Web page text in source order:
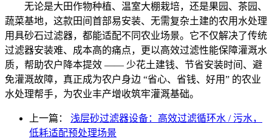
无论是大田作物种植、温室大棚栽培，还是果园、茶园、
蔬菜基地，这款田间首部易安装、无需复杂土建的农用水处理
用具砂石过滤器，都能适配不同农业场景。它不仅解决了传统
过滤器安装难、成本高的痛点，更以高效过滤性能保障灌溉水
质，帮助农户降本提效 —— 少花土建钱、节省安装时间、避
免灌溉故障，真正成为农户身边 “省心、省钱、好用” 的农业
水处理帮手，为农业丰产增收筑牢灌溉基础。
上一篇： 浅层砂过滤器设备：高效过滤循环水 / 污水，
低耗适配预处理场景